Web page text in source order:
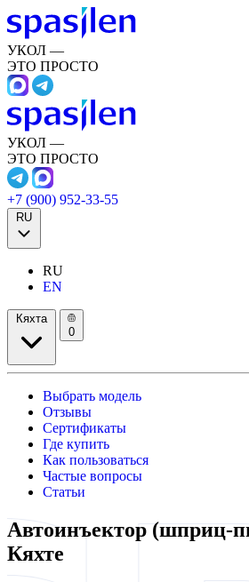
УКОЛ —
ЭТО ПРОСТО
УКОЛ —
ЭТО ПРОСТО
+7 (900) 952-33-55
RU
RU
EN
Кяхта
0
Выбрать модель
Отзывы
Сертификаты
Где купить
Как пользоваться
Частые вопросы
Статьи
Автоинъектор (шприц-
Кяхте